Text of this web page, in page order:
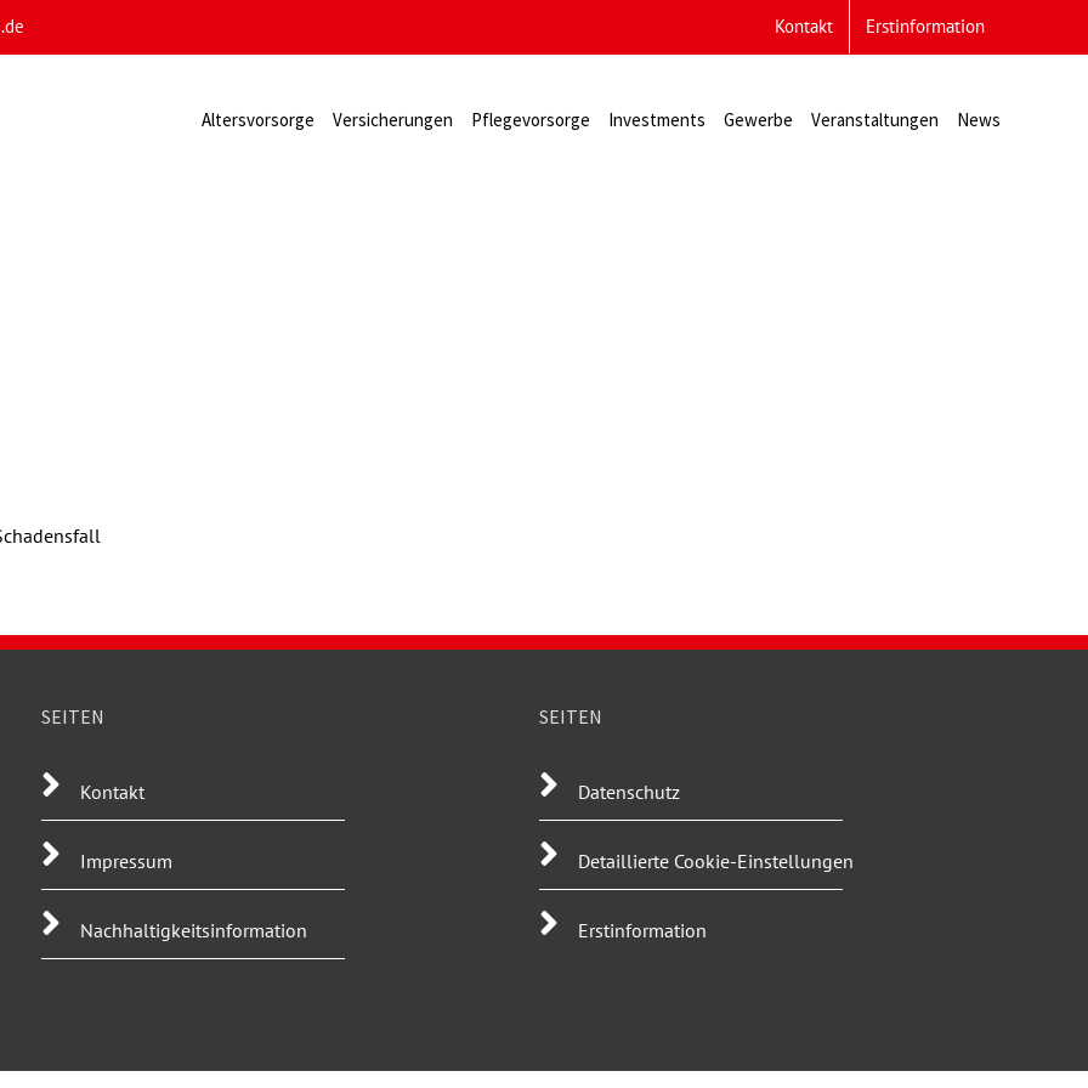
Kontakt Erstinformation
Altersvorsorge Versicherungen Pflegevorsorge Investments Gewerbe Veranstaltungen News
SEITEN
Kontakt
Impressum
Nachhaltigkeitsinformation
SEITEN
Datenschutz
Detaillierte Cookie-Einstellungen
Erstinformation